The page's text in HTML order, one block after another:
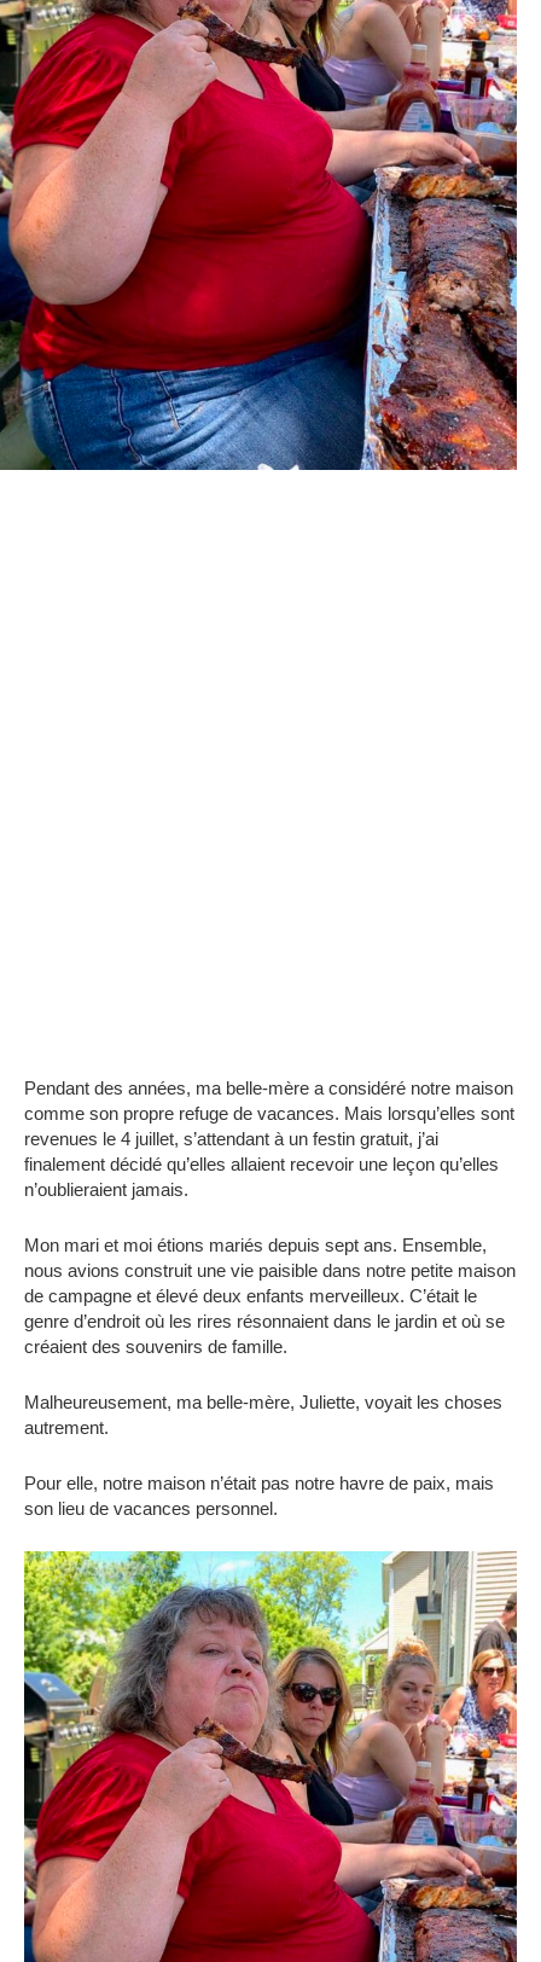
Pendant des années, ma belle-mère a considéré notre maison
comme son propre refuge de vacances. Mais lorsqu’elles sont
revenues le 4 juillet, s’attendant à un festin gratuit, j’ai
finalement décidé qu’elles allaient recevoir une leçon qu’elles
n’oublieraient jamais.
Mon mari et moi étions mariés depuis sept ans. Ensemble,
nous avions construit une vie paisible dans notre petite maison
de campagne et élevé deux enfants merveilleux. C’était le
genre d’endroit où les rires résonnaient dans le jardin et où se
créaient des souvenirs de famille.
Malheureusement, ma belle-mère, Juliette, voyait les choses
autrement.
Pour elle, notre maison n’était pas notre havre de paix, mais
son lieu de vacances personnel.